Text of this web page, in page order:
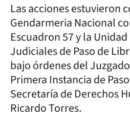
Las acciones estuvieron
Gendarmeria Nacional
Escuadron 57 y la
Judiciales de Paso de
bajo órdenes del
Primera Instancia de
Secretaría de Derechos
Ricardo Torres.